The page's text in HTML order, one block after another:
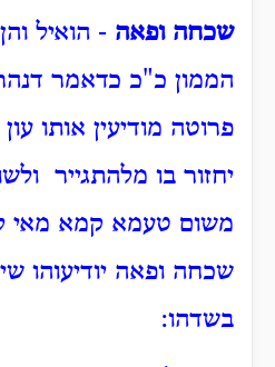
שכחה ופאה - הואיל
הממון כ"כ כדאמר
פרוטה מודיעין אותו
יחזור בו מלהתגייר
משום טעמא קמא מאי
שכחה ופאה יודיעוהו
בשדהו: